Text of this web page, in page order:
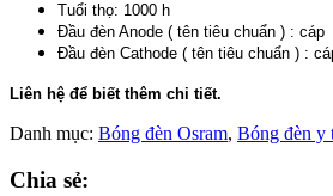
Tuổi thọ: 1000 h
Đầu đèn Anode ( tên tiêu chuẩn ) : cáp
Đầu đèn Cathode ( tên tiêu chuẩn ) :
Liên hệ để biết thêm chi tiết.
Danh mục: Bóng đèn Osram, Bóng đèn y
Chia sẻ: